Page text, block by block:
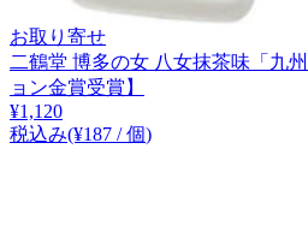
お取り寄せ
二鶴堂 博多の女 八女抹茶味「九
ョン金賞受賞】
¥1,120
税込み(¥187 / 個)